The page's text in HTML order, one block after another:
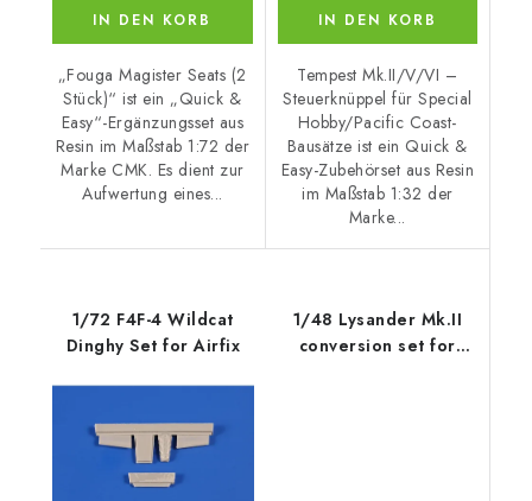
IN DEN KORB
„Fouga Magister Seats (2
Stück)“ ist ein „Quick &
Easy“-Ergänzungsset aus
Resin im Maßstab 1:72 der
Marke CMK. Es dient zur
Aufwertung eines...
IN DEN KORB
Tempest Mk.II/V/VI –
Steuerknüppel für Special
Hobby/Pacific Coast-
Bausätze ist ein Quick &
Easy-Zubehörset aus Resin
im Maßstab 1:32 der
Marke...
1/72 F4F-4 Wildcat
Dinghy Set for Airfix
1/48 Lysander Mk.II
conversion set for